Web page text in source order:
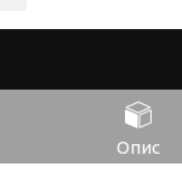
Опис